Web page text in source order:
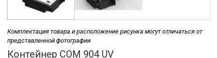
Комплектация товара и расположение рисунка могут отличаться от
представленной фотографии
Контейнер COM 904 UV